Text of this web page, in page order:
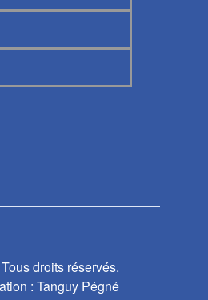
droits réservés.
: Tanguy Pégné